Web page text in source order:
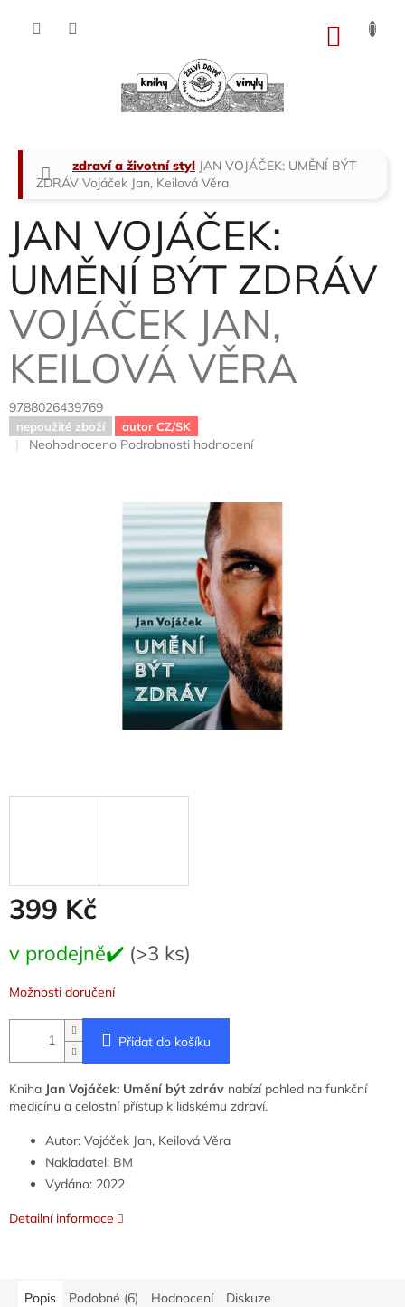
Domů
zdraví a životní styl JAN VOJÁČEK: UMĚNÍ BÝT
ZDRÁV Vojáček Jan, Keilová Věra
JAN VOJÁČEK:
UMĚNÍ BÝT ZDRÁV
VOJÁČEK JAN,
KEILOVÁ VĚRA
9788026439769
nepoužité zboží autor CZ/SK
Průměrné
Neohodnoceno Podrobnosti hodnocení
399 Kč
cena:
v prodejně✔️ (>3 ks)
Možnosti doručení
Přidat do košíku
Kniha Jan Vojáček: Umění být zdráv nabízí pohled na funkční
medicínu a celostní přístup k lidskému zdraví.
Autor: Vojáček Jan, Keilová Věra
Nakladatel: BM
Vydáno: 2022
Detailní informace
Popis Podobné (6) Hodnocení Diskuze